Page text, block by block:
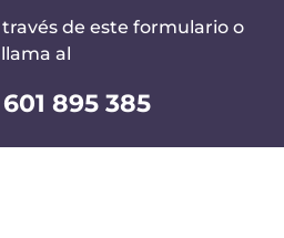
de este formulario o
llama al
895 385